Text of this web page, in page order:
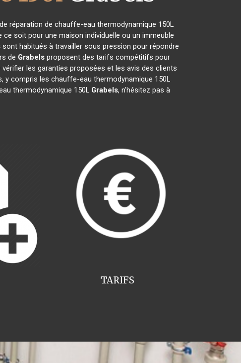
réparation de chauffe-eau thermodynamique 150L
soit pour une maison individuelle ou un immeuble
sont habitués à travailler sous pression pour répondre
de Grabelsproposent des tarifs compétitifs pour
les garanties proposées et les avis des clients
y compris les chauffe-eau thermodynamique 150L
thermodynamique 150L Grabels, n'hésitez pas à
TARIFS